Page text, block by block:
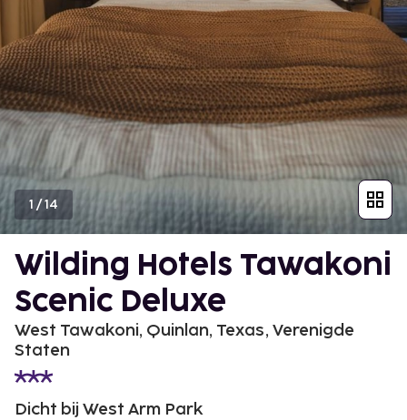
1 /14
Wilding Hotels Tawakoni
Scenic Deluxe
West Tawakoni, Quinlan, Texas, Verenigde
Staten
Dicht bij West Arm Park